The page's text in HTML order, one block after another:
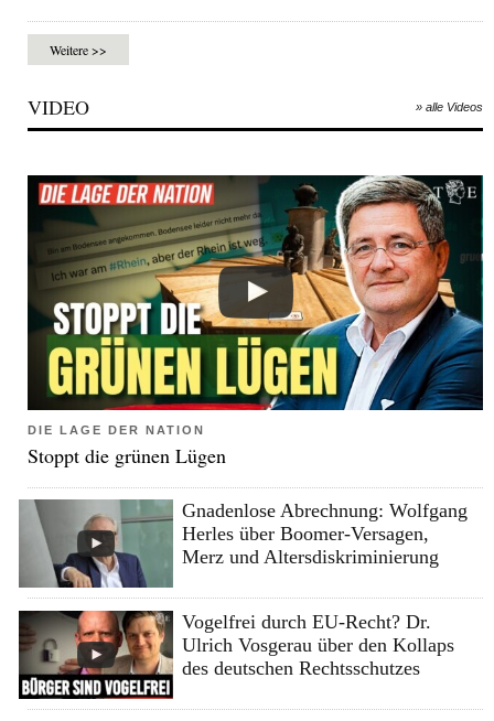
Weitere >>
VIDEO » alle Videos
DIE LAGE DER NATION
Stoppt die grünen Lügen
Gnadenlose Abrechnung: Wolfgang
Herles über Boomer-Versagen,
Merz und Altersdiskriminierung
Vogelfrei durch EU-Recht? Dr.
Ulrich Vosgerau über den Kollaps
des deutschen Rechtsschutzes